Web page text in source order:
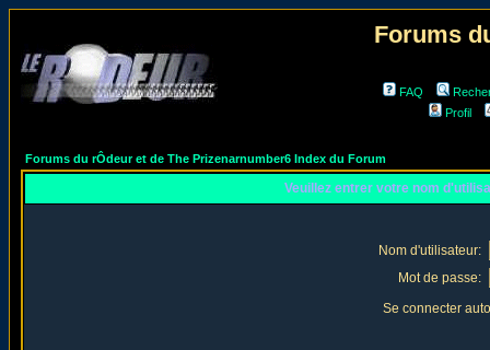
Forums
FAQ
Profil
Forums du rÔdeur et de The Prizenarnumber6 Index du Forum
Veuillez entrer votre nom
Nom d'utilisateur:
Mot de passe:
Se connecter